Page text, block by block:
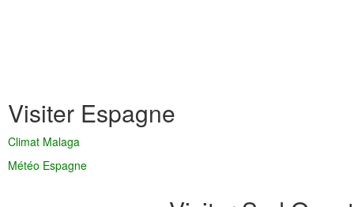
Visiter Espagne
Climat Malaga
Météo Espagne